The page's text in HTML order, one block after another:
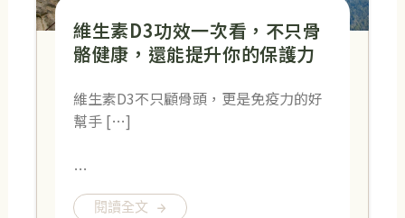
維生素D3功效一次看，不只骨
骼健康，還能提升你的保護力
維生素D3不只顧骨頭，更是免疫力的好
幫手 […]
…
閱讀全文